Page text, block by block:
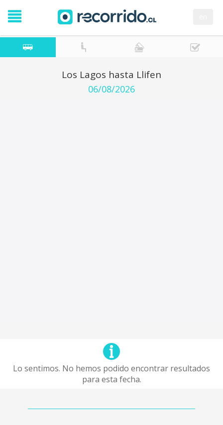
Los Lagos hasta Llifen
06/08/2026
Lo sentimos. No hemos podido encontrar resultados
para esta fecha.